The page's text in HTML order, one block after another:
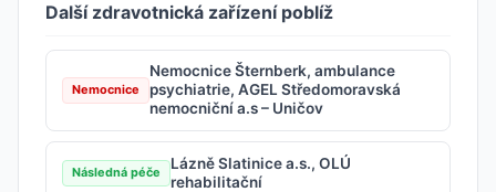
Další zdravotnická zařízení poblíž
Nemocnice
Nemocnice Šternberk, ambulance
psychiatrie, AGEL Středomoravská
nemocniční a.s – Uničov
Následná péče
Lázně Slatinice a.s., OLÚ
rehabilitační